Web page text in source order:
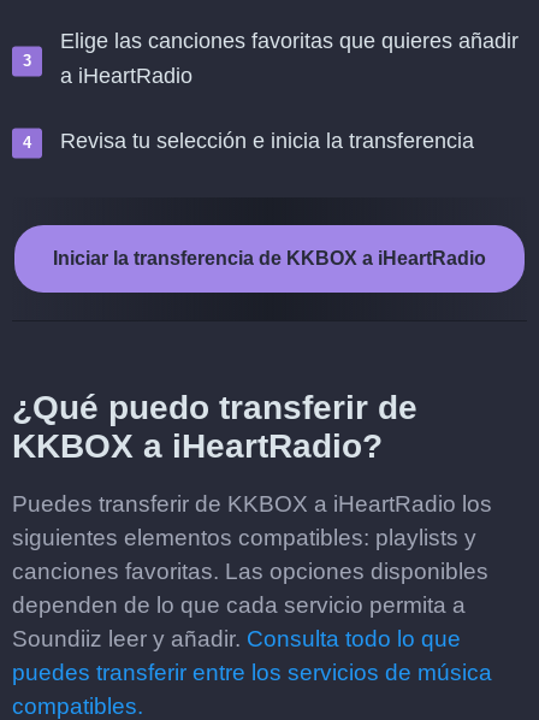
Elige las canciones favoritas que quieres añadir
a iHeartRadio
Revisa tu selección e inicia la transferencia
Iniciar la transferencia de KKBOX a iHeartRadio
¿Qué puedo transferir de
KKBOX a iHeartRadio?
Puedes transferir de KKBOX a iHeartRadio los
siguientes elementos compatibles: playlists y
canciones favoritas. Las opciones disponibles
dependen de lo que cada servicio permita a
Soundiiz leer y añadir. Consulta todo lo que
puedes transferir entre los servicios de música
compatibles.